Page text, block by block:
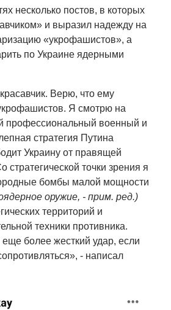
несколько постов, в которых
и выразил надежду на
«укрофашистов», а
по Украине ядерными
Верю, что ему
Я смотрю на
профессиональный военный и
стратегия Путина
Украину от правящей
точки зрения я
бомбы малой мощности
оружие, - прим. ред.)
территорий и
техники противника.
более жесткий удар, если
- написал